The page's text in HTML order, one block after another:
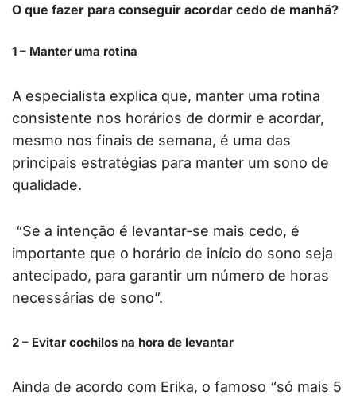
O que fazer para conseguir acordar cedo de manhã?
1 – Manter uma rotina
A especialista explica que, manter uma rotina
consistente nos horários de dormir e acordar,
mesmo nos finais de semana, é uma das
principais estratégias para manter um sono de
qualidade.
“Se a intenção é levantar-se mais cedo, é
importante que o horário de início do sono seja
antecipado, para garantir um número de horas
necessárias de sono”.
2 – Evitar cochilos na hora de levantar
Ainda de acordo com Erika, o famoso “só mais 5